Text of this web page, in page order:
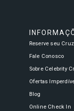
Reserve seu
Fale Conosco
Sobre Celebrity
Ofertas
Blog
Online Check In